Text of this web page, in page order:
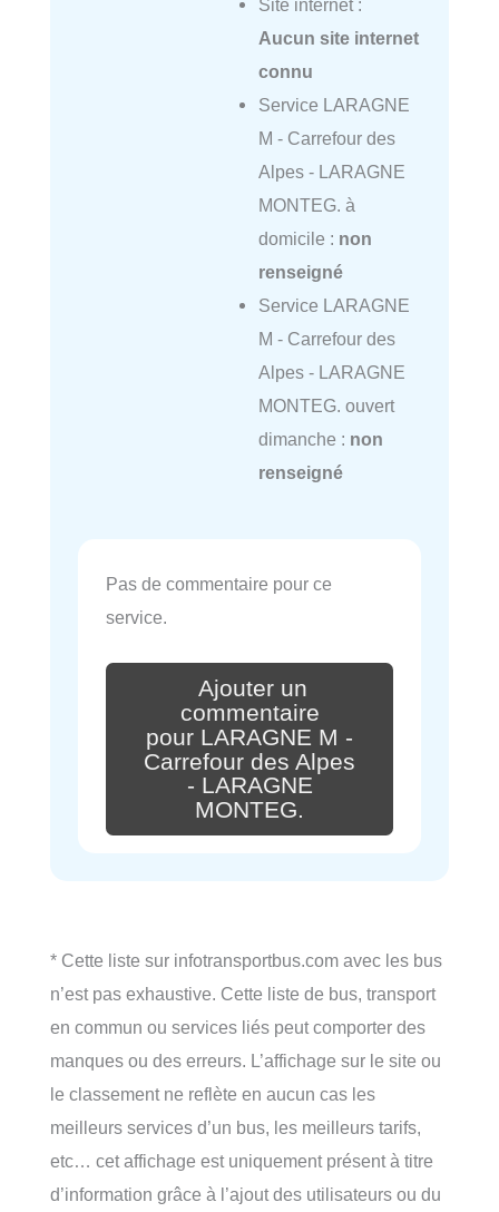
Site internet :
Aucun site internet
connu
Service LARAGNE
M - Carrefour des
Alpes - LARAGNE
MONTEG. à
domicile : non
renseigné
Service LARAGNE
M - Carrefour des
Alpes - LARAGNE
MONTEG. ouvert
dimanche : non
renseigné
Pas de commentaire pour ce
service.
Ajouter un
commentaire
pour LARAGNE M -
Carrefour des Alpes
- LARAGNE
MONTEG.
* Cette liste sur infotransportbus.com avec les bus
n’est pas exhaustive. Cette liste de bus, transport
en commun ou services liés peut comporter des
manques ou des erreurs. L’affichage sur le site ou
le classement ne reflète en aucun cas les
meilleurs services d’un bus, les meilleurs tarifs,
etc… cet affichage est uniquement présent à titre
d’information grâce à l’ajout des utilisateurs ou du